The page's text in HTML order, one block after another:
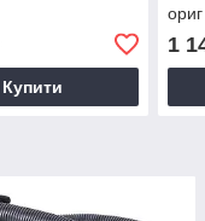
Купити
ориг
1